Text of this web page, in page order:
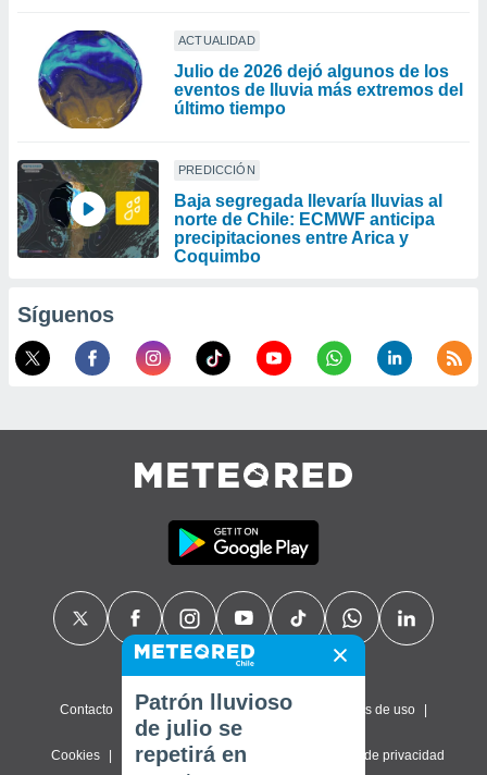
ACTUALIDAD
Julio de 2026 dejó algunos de los
eventos de lluvia más extremos del
último tiempo
PREDICCIÓN
Baja segregada llevaría lluvias al
norte de Chile: ECMWF anticipa
precipitaciones entre Arica y
Coquimbo
Síguenos
Contacto Sobre nosotros FAQ Términos de uso
Cookies Política de privacidad Configuración de privacidad
Patrón lluvioso
de julio se
repetirá en